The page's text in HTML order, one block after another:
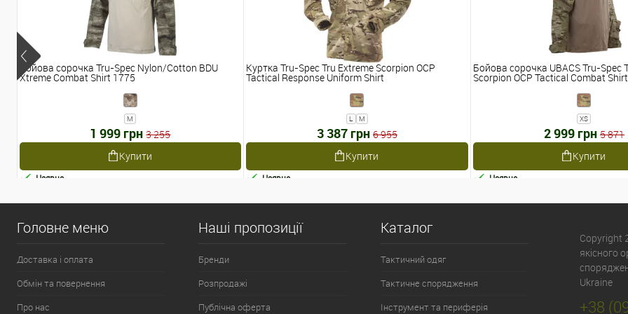
Бойова сорочка Tru-Spec Nylon/Cotton BDU
Xtreme Combat Shirt 1775
M
1 999 грн 3 255
Купити
Наявне
Куртка Tru-Spec Tru Extreme Scorpion OCP
Tactical Response Uniform Shirt
L M
3 387 грн 6 955
Купити
Наявне
Бойова сорочка UBACS Tru-Spec
Scorpion OCP Tactical Combat Shirt
XS
2 999 грн 5 871
Купити
Наявне
Головне меню
Доставка і оплата
Обмін та повернення
Про нас
Наші пропозиції
Бренди
Розпродажі
Публічна оферта
Каталог
Тактичний одяг
Тактичне спорядження
Інструмент та периферія
Copyright
якісного
Ukraine
+38